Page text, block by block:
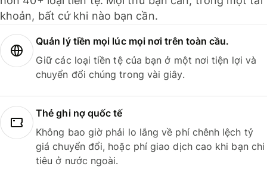
khoản, bất cứ khi nào bạn cần.
Quản lý tiền mọi lúc mọi nơi trên toàn cầu.
Giữ các loại tiền tệ của bạn ở một nơi tiện lợi và
chuyển đổi chúng trong vài giây.
Thẻ ghi nợ quốc tế
Không bao giờ phải lo lắng về phí chênh lệch tỷ
giá chuyển đổi, hoặc phí giao dịch cao khi bạn chi
tiêu ở nước ngoài.